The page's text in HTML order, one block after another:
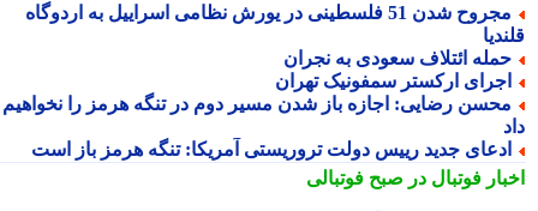
مجروح شدن 51 فلسطینی در یورش نظامی اسراییل به اردوگاه
ائتلاف سعودی به نجران
ارکستر سمفونیک تهران
رضایی: اجازه باز شدن مسیر دوم در تنگه هرمز را نخواهیم
جدید رییس دولت تروریستی آمریکا: تنگه هرمز باز است
فوتبال در صبح فوتبالی